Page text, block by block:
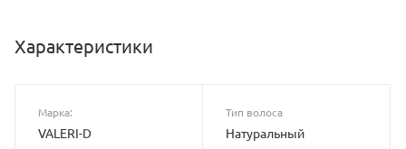
Характеристики
Марка:
VALERI-D
Тип волоса
Натуральный